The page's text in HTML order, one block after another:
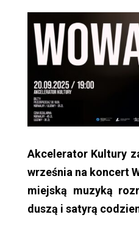
Akcelerator Kultury
września na koncert
miejską muzyką
duszą i satyrą